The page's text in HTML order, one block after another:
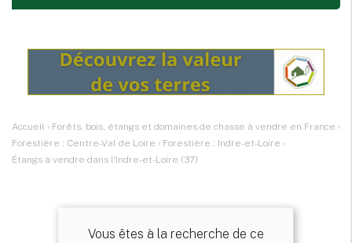
Accueil › Forêts, bois, étangs et domaines de chasse à vendre en France ›
Forestière : Centre-Val de Loire › Forestière : Indre-et-Loire ›
Étangs à vendre dans l'Indre-et-Loire (37)
Vous êtes à la recherche de ce